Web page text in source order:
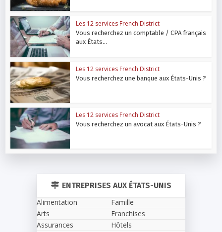
Les 12 services French District
Vous recherchez un comptable / CPA français
aux États...
Les 12 services French District
Vous recherchez une banque aux États-Unis ?
Les 12 services French District
Vous recherchez un avocat aux États-Unis ?
ENTREPRISES AUX ÉTATS-UNIS
Alimentation
Arts
Assurances
Famille
Franchises
Hôtels